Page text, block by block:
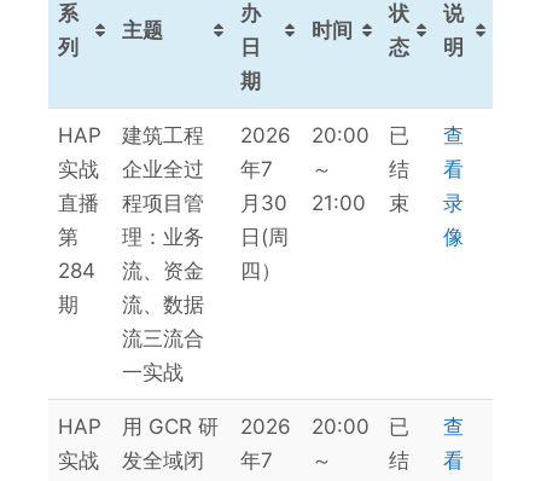
系
列
主题
办
日
期
时间
状
态
说
明
系
列
主题
举
办
日
期
时间
状
态
说
明
HAP
实战
直播
第
284
期
建筑工程
企业全过
程项目管
理：业务
流、资金
流、数据
流三流合
一实战
2026
年7
月30
日(周
四）
20:00
～
21:00
已
结
束
查
看
录
像
HAP
实战
用 GCR 研
发全域闭
2026
年7
20:00
～
已
结
查
看